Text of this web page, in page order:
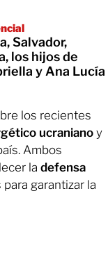
Salvador,
los hijos de
y Ana Lucía
los recientes
ucraniano y
Ambos
la defensa
garantizar la